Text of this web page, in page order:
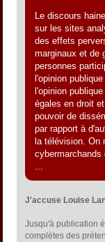
Le discours
sur les sites
des effets
marginaux et de
personnes
l'opinion
l'opinion
égales en droit
pouvoir de
par rapport à
la télévision. On
cybermarchands
...
J'accuse Louise
Jusqu'à publication
complètes des